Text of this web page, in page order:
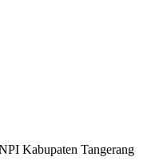
Kabupaten Tangerang